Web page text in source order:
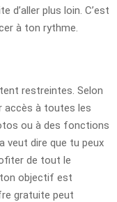
d’aller plus loin. C’est
à ton rythme.
restreintes. Selon
accès à toutes les
ou à des fonctions
veut dire que tu peux
de tout le
objectif est
gratuite peut